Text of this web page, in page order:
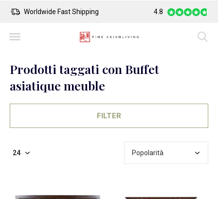
Worldwide Fast Shipping Safe Payment
4.8
Prodotti taggati con Buffet
asiatique meuble
FILTER